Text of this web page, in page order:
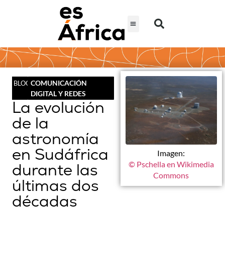
BLOG COMUNICACIÓN
DIGITAL Y REDES
La evolución
de la
astronomía
en Sudáfrica
durante las
últimas dos
décadas
Imagen:
© Pschella en Wikimedia
Commons